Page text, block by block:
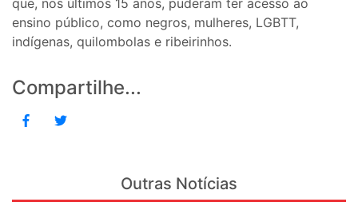
ensino público, como negros, mulheres, LGBTT,
indígenas, quilombolas e ribeirinhos.
Compartilhe...
Outras Notícias